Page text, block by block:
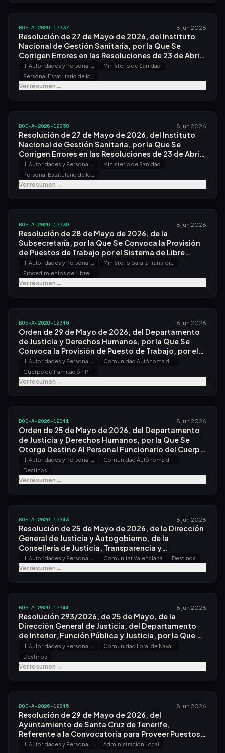
Administración Sanitaria, Titulado/a Medio de la
Función Administrativa y Titulado/a
Administrativo/a Administración Sanitaria.
BOE-A-2026-12337 8 jun 2026
Resolución de 27 de Mayo de 2026, del Instituto
Nacional de Gestión Sanitaria, por la Que Se
Corrigen Errores en las Resoluciones de 23 de Abril
de 2026, por las Que Se Convocan Procesos
Selectivos, por Concurso Oposición, por el
Sistema General de Acceso Libre y Promoción
Interna, para Acceso a la Condición de Personal
y Medicina Nuclear y de Técnico/a Superior en
Laboratorio de Diagnóstico Clínico y Biomédico.
Ministerio de Sanidad
Ver resumen→
BOE-A-2026-12338 8 jun 2026
Resolución de 27 de Mayo de 2026, del Instituto
Nacional de Gestión Sanitaria, por la Que Se
Corrigen Errores en las Resoluciones de 23 de Abril
de 2026, por las Que Se Convocan Procesos
Selectivos, por Concurso Oposición, por el
Sistema General de Acceso Libre, para Acceso a la
Condición de Personal Estatutario Fijo en Plazas de
Ministerio de Sanidad
Ver resumen→
BOE-A-2026-12339 8 jun 2026
Resolución de 28 de Mayo de 2026, de la
Subsecretaría, por la Que Se Convoca la Provisión
de Puestos de Trabajo por el Sistema de Libre
Designación.
Ver resumen→
BOE-A-2026-12340 8 jun 2026
Orden de 29 de Mayo de 2026, del Departamento
de Justicia y Derechos Humanos, por la Que Se
Convoca la Provisión de Puesto de Trabajo, por el
Sistema de Libre Designación, en el Servicio
Común de Tramitación de la Audiencia Provincial
de Gipuzkoa.
Ver resumen→
BOE-A-2026-12341 8 jun 2026
Orden de 25 de Mayo de 2026, del Departamento
de Justicia y Derechos Humanos, por la Que Se
Otorga Destino Al Personal Funcionario del Cuerpo
de Gestión Procesal y Administrativa de la
Administración de Justicia Que Superó el Proceso
Selectivo para Ingreso, por el Sistema General de
Acceso Libre, Convocado por Orden
Destinos
Ver resumen→
BOE-A-2026-12343 8 jun 2026
Resolución de 25 de Mayo de 2026, de la Dirección
General de Justicia y Autogobierno, de la
Consellería de Justicia, Transparencia y
Participación, por la Que Se Otorga Destino Al
Personal Funcionario del Cuerpo de Gestión
Convocado por Orden Jus/1288/2022, de 22 de
Diciembre.
Comunitat Valenciana Destinos
Ver resumen→
BOE-A-2026-12344 8 jun 2026
Resolución 293/2026, de 25 de Mayo, de la
Dirección General de Justicia, del Departamento
de Interior, Función Pública y Justicia, por la Que Se
Otorga Destino Al Personal Funcionario del Cuerpo
de Gestión Procesal y Administrativa de la
Administración de Justicia Que Superó el Proceso
Selectivo para Ingreso, por el Sistema General de
Destinos
Ver resumen→
BOE-A-2026-12345 8 jun 2026
Resolución de 29 de Mayo de 2026, del
Ayuntamiento de Santa Cruz de Tenerife,
Referente a la Convocatoria para Proveer Puestos
de Trabajo por el Sistema de Concurso.
Administración Local